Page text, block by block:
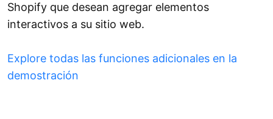
Shopify que desean agregar elementos
interactivos a su sitio web.
Explore todas las funciones adicionales en la
demostración